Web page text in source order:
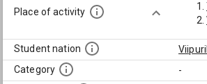
Place of activity
Student nation
Category
-